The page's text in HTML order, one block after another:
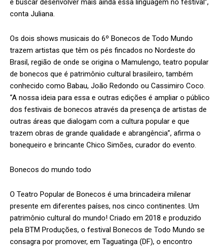
e buscar desenvolver mais ainda essa linguagem no festival”,
conta Juliana.
Os dois shows musicais do 6º Bonecos de Todo Mundo
trazem artistas que têm os pés fincados no Nordeste do
Brasil, região de onde se origina o Mamulengo, teatro popular
de bonecos que é patrimônio cultural brasileiro, também
conhecido como Babau, João Redondo ou Cassimiro Coco.
“A nossa ideia para essa e outras edições é ampliar o público
dos festivais de bonecos através da presença de artistas de
outras áreas que dialogam com a cultura popular e que
trazem obras de grande qualidade e abrangência”, afirma o
bonequeiro e brincante Chico Simões, curador do evento.
Bonecos do mundo todo
O Teatro Popular de Bonecos é uma brincadeira milenar
presente em diferentes países, nos cinco continentes. Um
patrimônio cultural do mundo! Criado em 2018 e produzido
pela BTM Produções, o festival Bonecos de Todo Mundo se
consagra por promover, em Taguatinga (DF), o encontro